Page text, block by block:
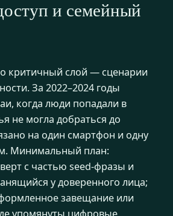
и семейный
критичный слой — сценарии
За 2022–2024 годы
когда люди попадали в
не могла добраться до
на один смартфон и одну
Минимальный план:
с частью seed-фразы и
у доверенного лица;
завещание или